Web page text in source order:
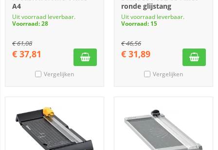
A4
Uit voorraad leverbaar.
Voorraad: 28
€61,08
€ 37,81
Vergelijken
ronde glijstang
Uit voorraad leverbaar.
Voorraad: 15
€46,56
€ 31,89
Vergelijken